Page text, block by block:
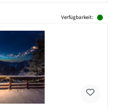
Verfügbarkeit: